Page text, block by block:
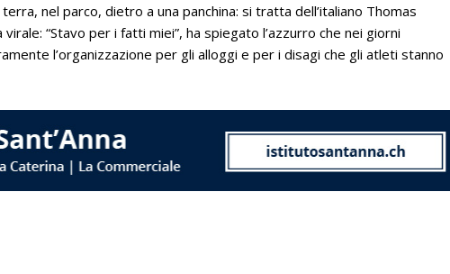
nel parco, dietro a una panchina: si tratta dell’italiano Thomas
“Stavo per i fatti miei”, ha spiegato l’azzurro che nei giorni
l’organizzazione per gli alloggi e per i disagi che gli atleti stanno